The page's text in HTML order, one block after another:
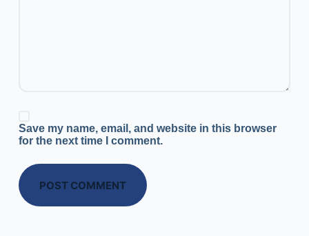
Save my name, email, and website in this browser
for the next time I comment.
POST COMMENT